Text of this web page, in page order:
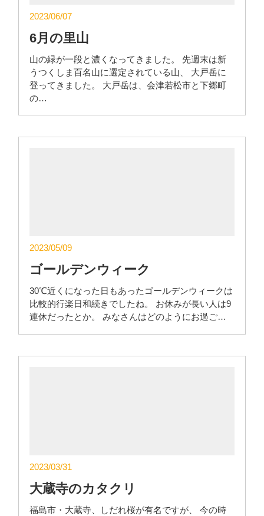
2023/06/07
6月の里山
山の緑が一段と濃くなってきました。 先週末は新
うつくしま百名山に選定されている山、 大戸岳に
登ってきました。 大戸岳は、会津若松市と下郷町
の…
2023/05/09
ゴールデンウィーク
30℃近くになった日もあったゴールデンウィークは
比較的行楽日和続きでしたね。 お休みが長い人は9
連休だったとか。 みなさんはどのようにお過ご…
2023/03/31
大蔵寺のカタクリ
福島市・大蔵寺、しだれ桜が有名ですが、 今の時